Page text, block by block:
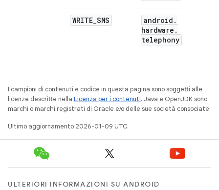
WRITE_SMS android .
hardware .
telephony
I campioni di contenuti e codice in questa pagina sono soggetti alle
licenze descritte nella Licenza per i contenuti. Java e OpenJDK sono
marchi o marchi registrati di Oracle e/o delle sue società consociate.
Ultimo aggiornamento 2026-01-09 UTC.
ULTERIORI INFORMAZIONI SU ANDROID